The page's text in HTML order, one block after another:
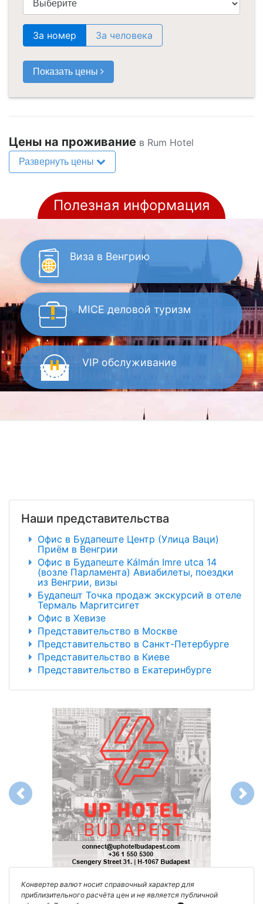
За номер За человека
Показать цены
Цены на проживание в Rum Hotel
Развернуть цены
Полезная информация
Виза в Венгрию
MICE деловой туризм
VIP обслуживание
Наши представительства
Офис в Будапеште Центр (Улица Ваци)
Приём в Венгрии
Офис в Будапеште Kálmán Imre utca 14
(возле Парламента) Авиабилеты, поездки
из Венгрии, визы
Будапешт Точка продаж экскурсий в отеле
Термаль Маргитсигет
Офис в Хевизе
Представительство в Москве
Представительство в Санкт-Петербурге
Представительство в Киеве
Представительство в Екатеринбурге
Previous Next
Конвертер валют носит справочный характер для
приблизительного расчёта цен и не является публичной